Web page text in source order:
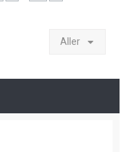
Aller